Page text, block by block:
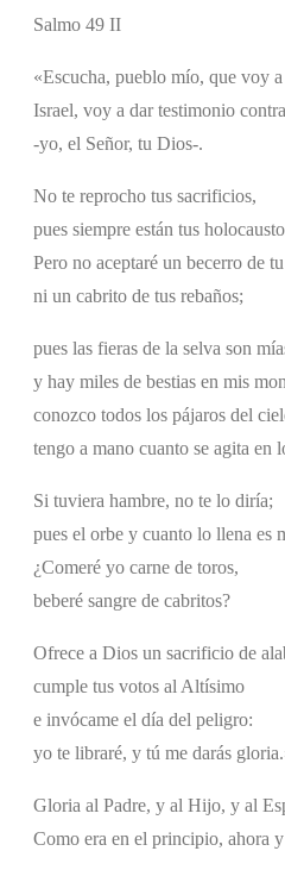
Salmo 49 II
«Escucha, pueblo mío, que voy
Israel, voy a dar testimonio
-yo, el Señor, tu Dios-.
No te reprocho tus sacrificios,
pues siempre están tus
Pero no aceptaré un becerro de tu
ni un cabrito de tus rebaños;
pues las fieras de la selva son
y hay miles de bestias en mis
conozco todos los pájaros del
tengo a mano cuanto se agita en
Si tuviera hambre, no te lo diría;
pues el orbe y cuanto lo llena es
¿Comeré yo carne de toros,
beberé sangre de cabritos?
Ofrece a Dios un sacrificio de
cumple tus votos al Altísimo
e invócame el día del peligro:
yo te libraré, y tú me darás
Gloria al Padre, y al Hijo, y al
Como era en el principio, ahora